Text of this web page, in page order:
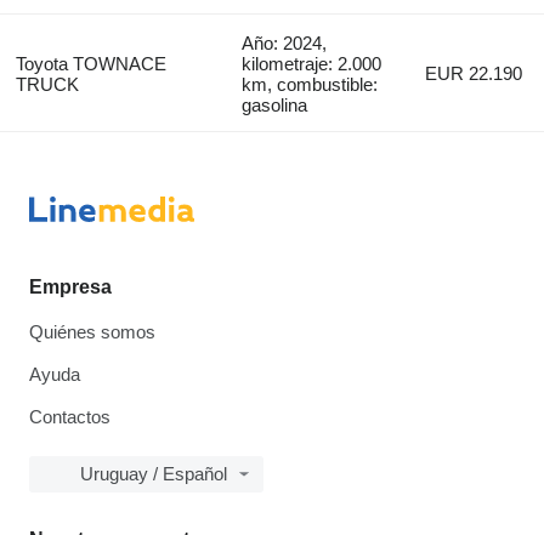
Toyota TOWNACE
TRUCK
Año: 2024,
kilometraje: 2.000
km, combustible:
gasolina
EUR 22.190
Empresa
Quiénes somos
Ayuda
Contactos
Uruguay / Español